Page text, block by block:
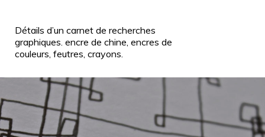
Détails d’un carnet de recherches
graphiques. encre de chine, encres de
couleurs, feutres, crayons.